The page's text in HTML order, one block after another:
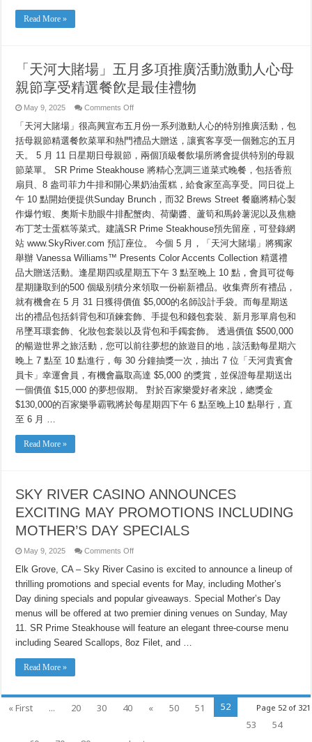
BIỆT
NHÂN
NGÀY
CỦA
Read More »
「天河大賭場」五月多項推廣活動激動人心母
親節享受精選餐飮是最佳禮物
May 9, 2025 Comments Offon
河
大
賭
場」
五
月
多
項
推
廣
活
動
動
人
心
母
親
節
享
受
精
選
餐
飮
是
最
佳
「天河大賭場」很高興宣布五月份一系列激動人心的特別推廣活動，包
括母親節精選餐飮菜單和熱門禮品大贈送，讓賓客享受一個難忘的五月
天。 5 月 11 日星期日母親節，兩個頂級餐飲場所將會提供特別的母親
節菜單。 SR Prime Steakhouse 將精心烹調三道菜式晚餐，包括香煎
扇貝、8 盎司菲力牛排和開心果奶油蛋糕，給食家至高享受。同日從上
午 10 點開始便提供Sunday Brunch，而32 Brews Street 餐廳將精心製
作爆竹蝦、奧斯卡肋眼牛排配蟹肉、荷蘭醬、蘆筍和馬鈴薯泥以及焦糖
布丁芝士蛋糕等菜式。建議SR Prime Steakhouse預先留座，可登錄網
站 www.SkyRiver.com 預訂座位。 今個 5 月，「天河大賭場」將獨家
舉辦 Vanessa Williams™ Presents Color Accents Collection 精選禮
品大贈送活動。逢星期四或星期五下午 3 點至晚上 10 點，會員可從每
星期賺取到的500 個級别積分來領取一份嶄新禮品。收集齊所有禮品，
就有機會在 5 月 31 日獲得價值 $5,000的名師設計手袋。而每星期送
出的禮品包括斜背包和項鍊套飾、手提包和錢包套裝、新月形單肩包和
吊墜耳環套飾、化妝包套裝以及背包和手鐲套飾。 透過價值 $500,000
的暢遊世界之旅活動，您可以前往夢想的旅遊目的地，該活動每星期六
晚上 7 點至 10 點進行，每 30 分鐘抽獎一次，抽出 7 位「天河貴賓會
員卡」幸運會員，有機會贏取高達 $5,000 的獎賞，並保證每星期送出
一個價值 $15,000 的夢想假期。 對於百家樂愛好者來說，總獎金
$130,000的百家樂爭霸戰將於每星期四下午 6 點至晚上10 點舉行，直
至 6 月 …
Read More »
SKY RIVER CASINO ANNOUNCES
EXCITING MAY PROMOTIONS INCLUDING
MOTHER’S DAY SPECIALS
May 9, 2025 Comments Offon
RIVER
CASINO
ANNOUNCES
MAY
PROMOTIONS
INCLUDING
MOTHER’S
DAY
SPECIALS
Elk Grove, CA – Sky River Casino is excited to announce a lineup of
thrilling promotions and special events for May, including Mother’s
Day dining specials and popular giveaways. Special Mother’s Day
menus will be offered at two premier dining venues on Sunday, May
11. SR Prime Steakhouse will feature an elegant three-course menu
including Seared Scallops, 8oz Filet, and …
Read More »
Page 52 of 321
« First ... 20 30 40 « 50 51
52
53
54